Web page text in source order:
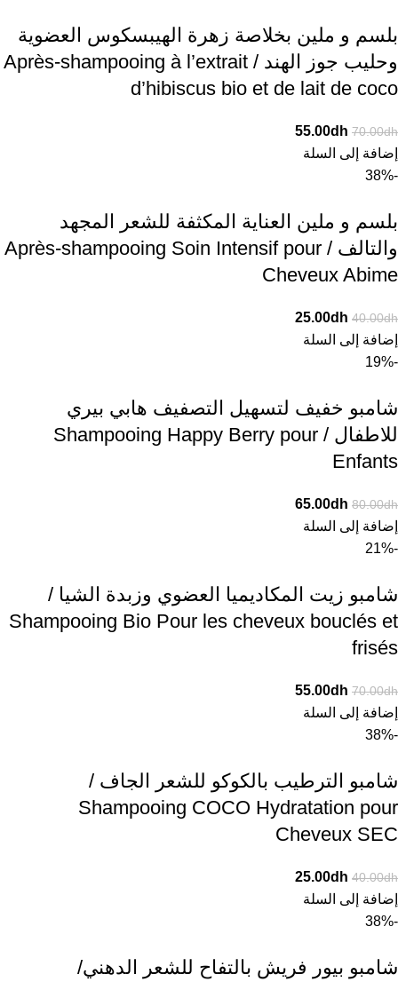
بلسم و ملين بخلاصة زهرة الهيبسكوس العضوية
وحليب جوز الهند / Après-shampooing à l’extrait
d’hibiscus bio et de lait de coco
70.00dh
55.00dh
إضافة إلى السلة
-38%
بلسم و ملين العناية المكثفة للشعر المجهد
والتالف / Après-shampooing Soin Intensif pour
Cheveux Abime
40.00dh
25.00dh
إضافة إلى السلة
-19%
شامبو خفيف لتسهيل التصفيف هابي بيري
للاطفال / Shampooing Happy Berry pour
Enfants
80.00dh
65.00dh
إضافة إلى السلة
-21%
شامبو زيت المكاديميا العضوي وزبدة الشيا /
Shampooing Bio Pour les cheveux bouclés et
frisés
70.00dh
55.00dh
إضافة إلى السلة
-38%
شامبو الترطيب بالكوكو للشعر الجاف /
Shampooing COCO Hydratation pour
Cheveux SEC
40.00dh
25.00dh
إضافة إلى السلة
-38%
شامبو بيور فريش بالتفاح للشعر الدهني/